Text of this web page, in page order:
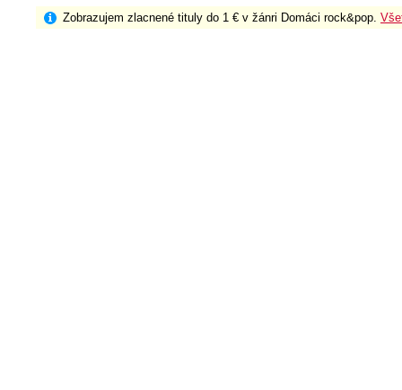
Zobrazujem zlacnené tituly do 1 € v žánri Domáci rock&pop.